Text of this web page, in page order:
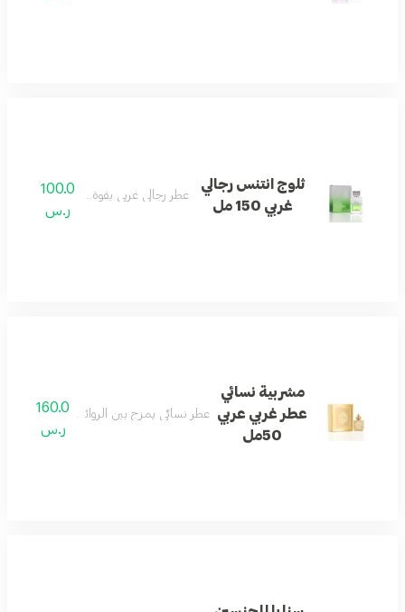
ثلوج انتنس رجالي
غربي 150 مل
عطر رجالي غربي بقوة وثبات عالي.
100.0
ر.س
مشربية نسائي
عطر غربي عربي
50مل
عطر نسائي يمزج بين الروائح الغربية
160.0
ر.س